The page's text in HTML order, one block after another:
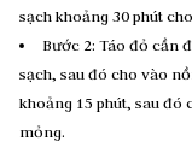
sạch khoảng 30 phút
Bước 2: Táo đỏ cần
sạch, sau đó cho vào
khoảng 15 phút, sau đó
mỏng.